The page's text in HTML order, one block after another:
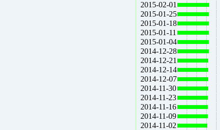
2015-02-01
2015-01-25
2015-01-18
2015-01-11
2015-01-04
2014-12-28
2014-12-21
2014-12-14
2014-12-07
2014-11-30
2014-11-23
2014-11-16
2014-11-09
2014-11-02